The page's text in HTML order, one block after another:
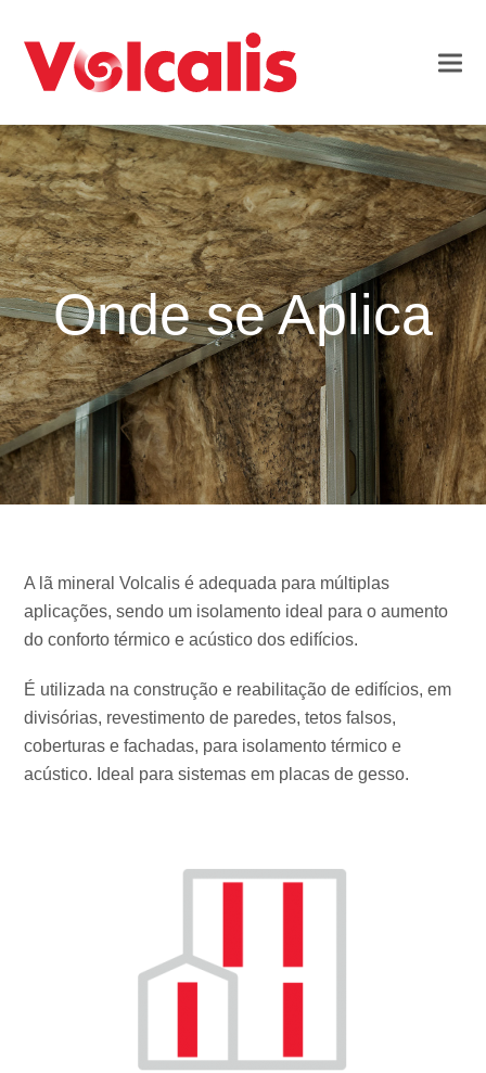
Onde se Aplica
A lã mineral Volcalis é adequada para múltiplas
aplicações, sendo um isolamento ideal para o aumento
do conforto térmico e acústico dos edifícios.
É utilizada na construção e reabilitação de edifícios, em
divisórias, revestimento de paredes, tetos falsos,
coberturas e fachadas, para isolamento térmico e
acústico. Ideal para sistemas em placas de gesso.